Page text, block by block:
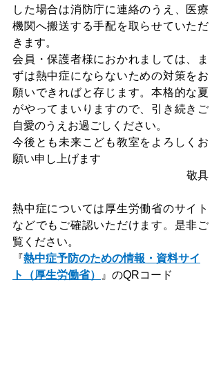
した場合は消防庁に連絡のうえ、医療
機関へ搬送する手配を取らせていただ
きます。
会員・保護者様におかれましては、ま
ずは熱中症にならないための対策をお
願いできればと存じます。本格的な夏
がやってまいりますので、引き続きご
自愛のうえお過ごしください。
今後とも未来こども教室をよろしくお
願い申し上げます
敬具
熱中症については厚生労働省のサイト
などでもご確認いただけます。是非ご
覧ください。
『熱中症予防のための情報・資料サイ
ト（厚生労働省）
』のQRコード